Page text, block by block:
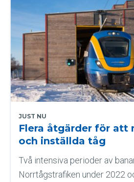
JUST NU
Flera åtgärder för att
och inställda tåg
Två intensiva perioder av
Norrtågstrafiken under 2022